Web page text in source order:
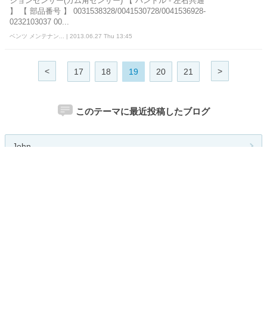
】 【 部品番号 】 0031538328/0041530728/0041536928-
0232103037 00...
ベンツ メンテナン... | 2013.06.27 Thu 13:45
< 17 18 19 20 21 >
このテーマに最近投稿したブログ
John